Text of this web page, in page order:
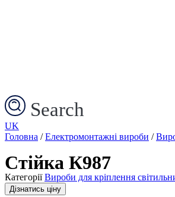
Search
UK
Головна /Електромонтажні вироби /
Стійка К987
Категорії Вироби для кріплення
Дізнатись ціну